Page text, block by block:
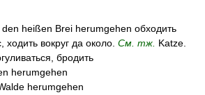
heißen Brei herumgehen обходить
вокруг да около. См. тж. Katze.
бродить
herumgehen
herumgehen